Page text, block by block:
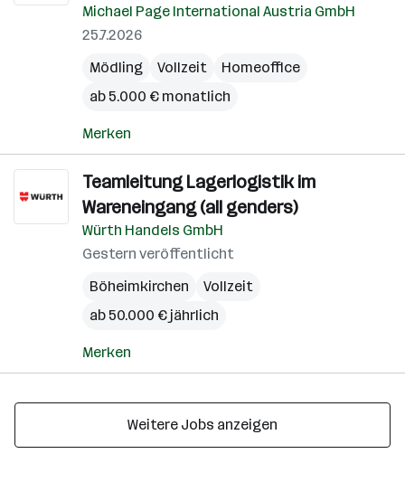
Michael Page International Austria GmbH
25.7.2026
Mödling
Vollzeit
Homeoffice
ab 5.000 € monatlich
Merken
Teamleitung Lagerlogistik im
Wareneingang (all genders)
Würth Handels GmbH
Gestern veröffentlicht
Böheimkirchen
Vollzeit
ab 50.000 € jährlich
Merken
Weitere Jobs anzeigen